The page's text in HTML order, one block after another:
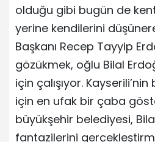
olduğu gibi bugün de
yerine kendilerini
Başkanı Recep Tayyip
gözükmek, oğlu Bilal
için çalışıyor.
için en ufak bir çaba
büyükşehir belediyesi,
fantazilerini